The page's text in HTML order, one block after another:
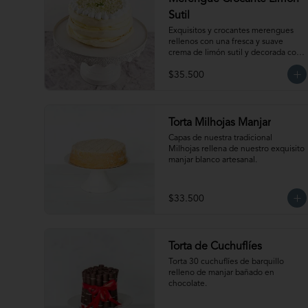
Sutil
Exquisitos y crocantes merengues
rellenos con una fresca y suave
crema de limón sutil y decorada con
nuestro clásico merengue italiano.
Para 15-20 personas. Producto
servir.
$35.500
Torta Milhojas Manjar
Capas de nuestra tradicional
Milhojas rellena de nuestro exquisito
manjar blanco artesanal.
$33.500
Torta de Cuchuflíes
Torta 30 cuchuflíes de barquillo
relleno de manjar bañado en
chocolate.